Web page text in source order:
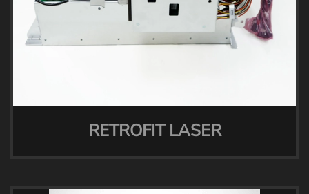
RETROFIT LASER